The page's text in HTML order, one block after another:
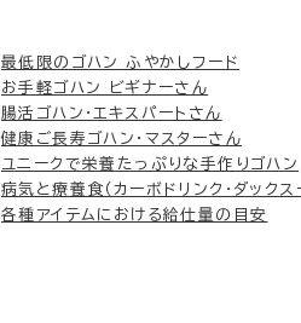
最低限のゴハン ふやかしフード
お手軽ゴハン ビギナーさん
腸活ゴハン・エキスパートさん
健康ご長寿ゴハン・マスターさん
ユニークで栄養たっぷりな手作りゴハン
病気と療養食（カーボドリンク・ダックス
各種アイテムにおける給仕量の目安